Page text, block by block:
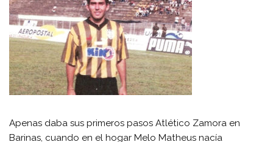
Apenas daba sus primeros pasos Atlético Zamora en
Barinas, cuando en el hogar Melo Matheus nacía